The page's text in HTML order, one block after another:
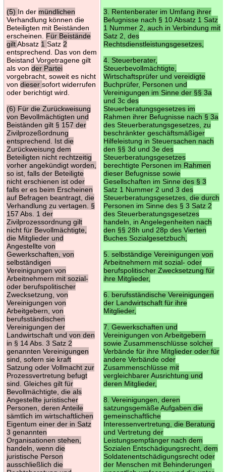
(5) In der mündlichen
Verhandlung können die
Beteiligten mit Beiständen
erscheinen. Für Beistände
giltAbsatz 1 Satz 2
entsprechend. Das von dem
Beistand Vorgetragene gilt
als von der Partei
vorgebracht, soweit es nicht
von dieser sofort widerrufen
oder berichtigt wird.
(6) Für die Zurückweisung
von Bevollmächtigten und
Beiständen gilt § 157 der
Zivilprozeßordnung
entsprechend. Ist die
Zurückweisung dem
Beteiligten nicht rechtzeitig
vorher angekündigt worden,
so ist, falls der Beteiligte
nicht erschienen ist oder
falls er es beim Erscheinen
auf Befragen beantragt, die
Verhandlung zu vertagen. §
157 Abs. 1 der
Zivilprozessordnung gilt
nicht für Bevollmächtigte,
die Mitglieder und
Angestellte von
Gewerkschaften, von
selbständigen
Vereinigungen von
Arbeitnehmern mit sozial-
oder berufspolitischer
Zwecksetzung, von
Vereinigungen von
Arbeitgebern, von
berufsständischen
Vereinigungen der
Landwirtschaft und von den
in § 14 Abs. 3 Satz 2
genannten Vereinigungen
sind, sofern sie kraft
Satzung oder Vollmacht zur
Prozessvertretung befugt
sind. Gleiches gilt für
Bevollmächtigte, die als
Angestellte juristischer
Personen, deren Anteile
sämtlich im wirtschaftlichen
Eigentum einer der in Satz
3 genannten
Organisationen stehen,
handeln, wenn die
juristische Person
ausschließlich die
3. Rentenberater im Umfang ihrer
Befugnisse nach § 10 Absatz 1 Satz
1 Nummer 2, auch in Verbindung mit
Satz 2, des
Rechtsdienstleistungsgesetzes,
4. Steuerberater,
Steuerbevollmächtigte,
Wirtschaftsprüfer und vereidigte
Buchprüfer, Personen und
Vereinigungen im Sinne der §§ 3a
und 3c des
Steuerberatungsgesetzes im
Rahmen ihrer Befugnisse nach § 3a
des Steuerberatungsgesetzes, zu
beschränkter geschäftsmäßiger
Hilfeleistung in Steuersachen nach
den §§ 3d und 3e des
Steuerberatungsgesetzes
berechtigte Personen im Rahmen
dieser Befugnisse sowie
Gesellschaften im Sinne des § 3
Satz 1 Nummer 2 und 3 des
Steuerberatungsgesetzes, die durch
Personen im Sinne des § 3 Satz 2
des Steuerberatungsgesetzes
handeln, in Angelegenheiten nach
den §§ 28h und 28p des Vierten
Buches Sozialgesetzbuch,
5. selbständige Vereinigungen von
Arbeitnehmern mit sozial- oder
berufspolitischer Zwecksetzung für
ihre Mitglieder,
6. berufsständische Vereinigungen
der Landwirtschaft für ihre
Mitglieder,
7. Gewerkschaften und
Vereinigungen von Arbeitgebern
sowie Zusammenschlüsse solcher
Verbände für ihre Mitglieder oder für
andere Verbände oder
Zusammenschlüsse mit
vergleichbarer Ausrichtung und
deren Mitglieder,
8. Vereinigungen, deren
satzungsgemäße Aufgaben die
gemeinschaftliche
Interessenvertretung, die Beratung
und Vertretung der
Leistungsempfänger nach dem
Sozialen Entschädigungsrecht, dem
Soldatenentschädigungsrecht oder
der Menschen mit Behinderungen